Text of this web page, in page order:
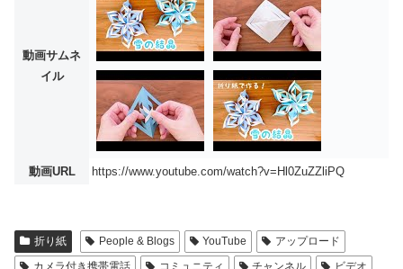
動画サムネ
イル
動画URL https://www.youtube.com/watch?v=Hl0ZuZZliPQ
折り紙 People & Blogs YouTube
アップロード
カメラ付き携帯電話
コミュニティ チャンネル
ビデオ